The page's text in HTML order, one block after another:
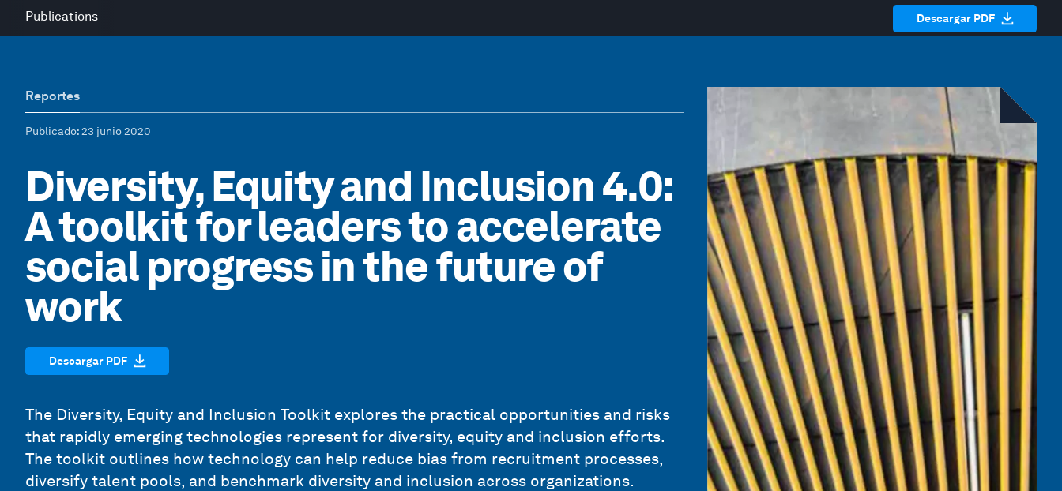
Publications Descargar PDF
Reportes
Publicado: 23 junio 2020
Diversity, Equity and Inclusion 4.0:
A toolkit for leaders to accelerate
social progress in the future of
work
Descargar PDF
The Diversity, Equity and Inclusion Toolkit explores the practical opportunities and risks
that rapidly emerging technologies represent for diversity, equity and inclusion efforts.
The toolkit outlines how technology can help reduce bias from recruitment processes,
diversify talent pools, and benchmark diversity and inclusion across organizations.